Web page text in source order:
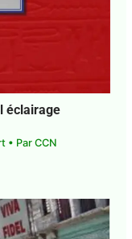
éclairage
• Par CCN